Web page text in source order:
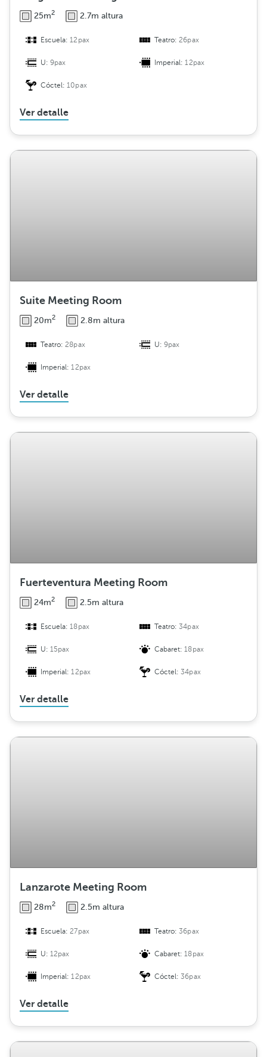
25m2 2.7m altura
Escuela:12pax Teatro:26pax
U:9pax Imperial:12pax
Cóctel:10pax
Ver detalle
Suite Meeting Room
20m2 2.8m altura
Teatro:28pax U:9pax
Imperial:12pax
Ver detalle
Fuerteventura Meeting Room
24m2 2.5m altura
Escuela:18pax Teatro:34pax
U:15pax Cabaret:18pax
Imperial:12pax Cóctel:34pax
Ver detalle
Lanzarote Meeting Room
28m2 2.5m altura
Escuela:27pax Teatro:36pax
U:12pax Cabaret:18pax
Imperial:12pax Cóctel:36pax
Ver detalle